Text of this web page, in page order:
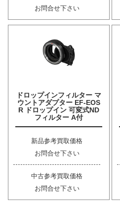
お問合せ下さい
ドロップインフィルター マ
ウントアダプター EF-EOS
R ドロップイン 可変式ND
フィルター A付
新品参考買取価格
お問合せ下さい
中古参考買取価格
お問合せ下さい